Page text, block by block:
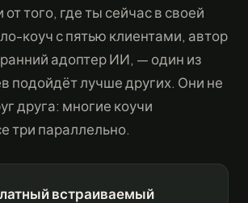
того, где ты сейчас в своей
коуч с пятью клиентами, автор
адоптер ИИ, — один из
подойдёт лучше других. Они не
друга: многие коучи
три параллельно.
встраиваемый